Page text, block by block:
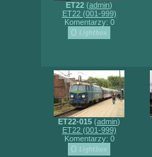
ET22 (admin)
ET22 (001-999)
Komentarzy: 0
ET22-015 (admin)
ET22 (001-999)
Komentarzy: 0